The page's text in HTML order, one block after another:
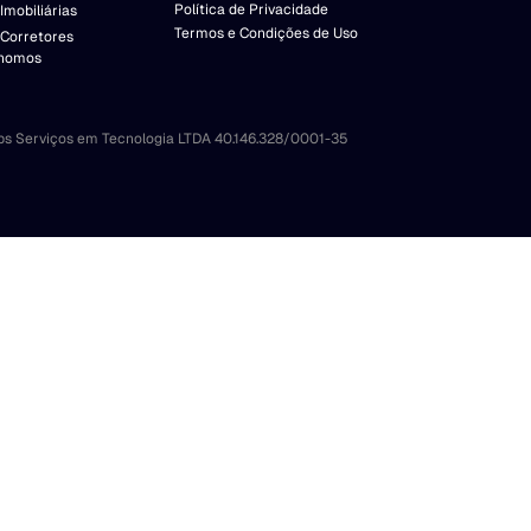
Política de Privacidade
Termos e Condições de Uso
Serviços em Tecnologia LTDA 40.146.328/0001-35